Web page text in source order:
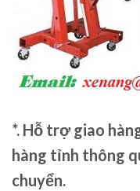
*. Hỗ trợ giao
hàng tỉnh thông
chuyển.